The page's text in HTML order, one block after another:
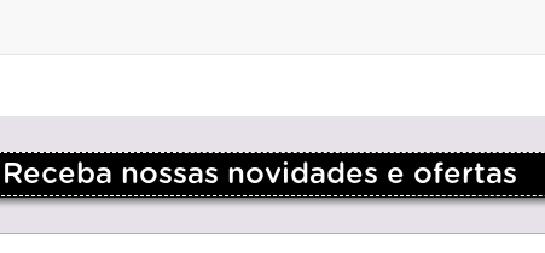
Receba nossas novidades e ofertas